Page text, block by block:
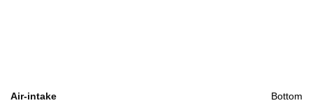
Air-intake Bottom